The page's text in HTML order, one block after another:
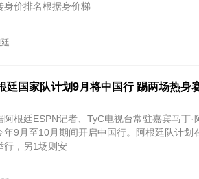
身价排名根据身价梯
廷国家队计划9月将中国行 踢两场热身
阿根廷ESPN记者、TyC电视台常驻嘉宾马丁
年9月至10月期间开启中国行。阿根廷队计
行，另1场则安